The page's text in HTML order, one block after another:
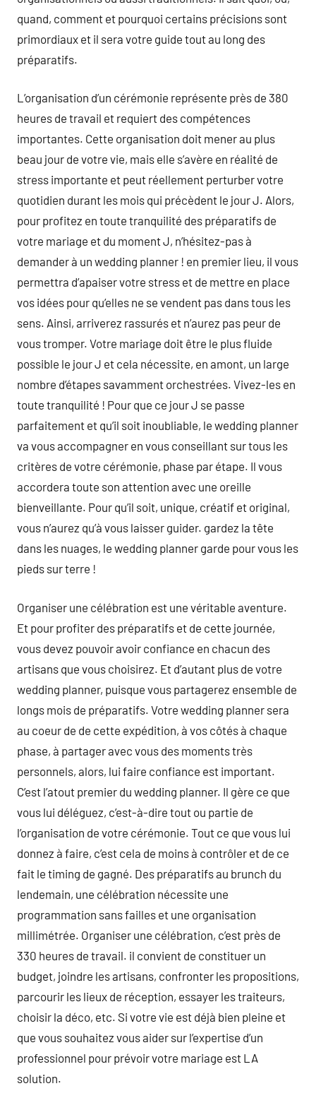
quand, comment et pourquoi certains précisions sont
primordiaux et il sera votre guide tout au long des
préparatifs.
L’organisation d’un cérémonie représente près de 380
heures de travail et requiert des compétences
importantes. Cette organisation doit mener au plus
beau jour de votre vie, mais elle s’avère en réalité de
stress importante et peut réellement perturber votre
quotidien durant les mois qui précèdent le jour J. Alors,
pour profitez en toute tranquilité des préparatifs de
votre mariage et du moment J, n’hésitez-pas à
demander à un wedding planner ! en premier lieu, il vous
permettra d’apaiser votre stress et de mettre en place
vos idées pour qu’elles ne se vendent pas dans tous les
sens. Ainsi, arriverez rassurés et n’aurez pas peur de
vous tromper. Votre mariage doit être le plus fluide
possible le jour J et cela nécessite, en amont, un large
nombre d’étapes savamment orchestrées. Vivez-les en
toute tranquilité ! Pour que ce jour J se passe
parfaitement et qu’il soit inoubliable, le wedding planner
va vous accompagner en vous conseillant sur tous les
critères de votre cérémonie, phase par étape. Il vous
accordera toute son attention avec une oreille
bienveillante. Pour qu’il soit, unique, créatif et original,
vous n’aurez qu’à vous laisser guider. gardez la tête
dans les nuages, le wedding planner garde pour vous les
pieds sur terre !
Organiser une célébration est une véritable aventure.
Et pour profiter des préparatifs et de cette journée,
vous devez pouvoir avoir confiance en chacun des
artisans que vous choisirez. Et d’autant plus de votre
wedding planner, puisque vous partagerez ensemble de
longs mois de préparatifs. Votre wedding planner sera
au coeur de de cette expédition, à vos côtés à chaque
phase, à partager avec vous des moments très
personnels, alors, lui faire confiance est important.
C’est l’atout premier du wedding planner. Il gère ce que
vous lui déléguez, c’est-à-dire tout ou partie de
l’organisation de votre cérémonie. Tout ce que vous lui
donnez à faire, c’est cela de moins à contrôler et de ce
fait le timing de gagné. Des préparatifs au brunch du
lendemain, une célébration nécessite une
programmation sans failles et une organisation
millimétrée. Organiser une célébration, c’est près de
330 heures de travail. il convient de constituer un
budget, joindre les artisans, confronter les propositions,
parcourir les lieux de réception, essayer les traiteurs,
choisir la déco, etc. Si votre vie est déjà bien pleine et
que vous souhaitez vous aider sur l’expertise d’un
professionnel pour prévoir votre mariage est LA
solution.